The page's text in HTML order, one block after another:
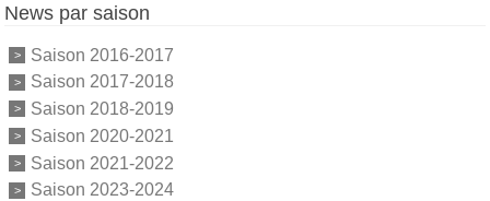
News par saison
Saison 2016-2017
Saison 2017-2018
Saison 2018-2019
Saison 2020-2021
Saison 2021-2022
Saison 2023-2024